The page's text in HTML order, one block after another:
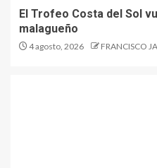
El Trofeo Costa del Sol
malagueño
4 agosto, 2026 FRANCISCO